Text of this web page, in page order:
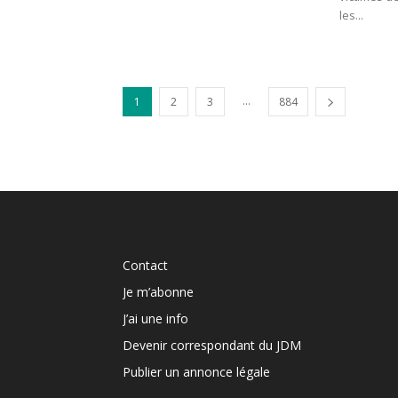
les...
1 2 3 ... 884
Contact
Je m’abonne
J’ai une info
Devenir correspondant du JDM
Publier un annonce légale